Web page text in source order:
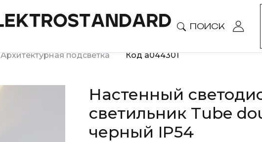
ПОИСК
Архитектурная подсветка Код a044301
Настенный
светильник Tube
черный IP54